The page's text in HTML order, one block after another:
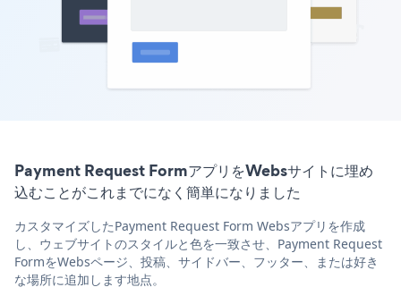
Payment Request FormアプリをWebsサイトに埋め
込むことがこれまでになく簡単になりました
カスタマイズしたPayment Request Form Websアプリを作成
し、ウェブサイトのスタイルと色を一致させ、Payment Request
FormをWebsページ、投稿、サイドバー、フッター、または好き
な場所に追加します地点。